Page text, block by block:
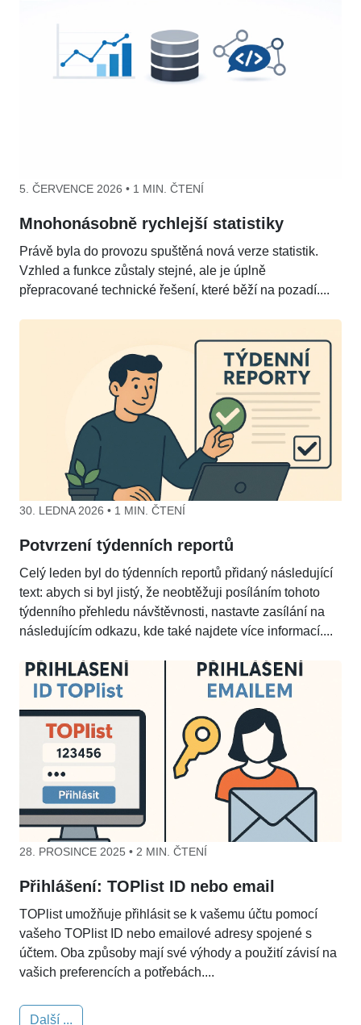
5. ČERVENCE 2026 • 1 MIN. ČTENÍ
Mnohonásobně rychlejší statistiky
Právě byla do provozu spuštěná nová verze statistik.
Vzhled a funkce zůstaly stejné, ale je úplně
přepracované technické řešení, které běží na pozadí....
30. LEDNA 2026 • 1 MIN. ČTENÍ
Potvrzení týdenních reportů
Celý leden byl do týdenních reportů přidaný následující
text: abych si byl jistý, že neobtěžuji posíláním tohoto
týdenního přehledu návštěvnosti, nastavte zasílání na
následujícím odkazu, kde také najdete více informací....
28. PROSINCE 2025 • 2 MIN. ČTENÍ
Přihlášení: TOPlist ID nebo email
TOPlist umožňuje přihlásit se k vašemu účtu pomocí
vašeho TOPlist ID nebo emailové adresy spojené s
účtem. Oba způsoby mají své výhody a použití závisí na
vašich preferencích a potřebách....
Další ...